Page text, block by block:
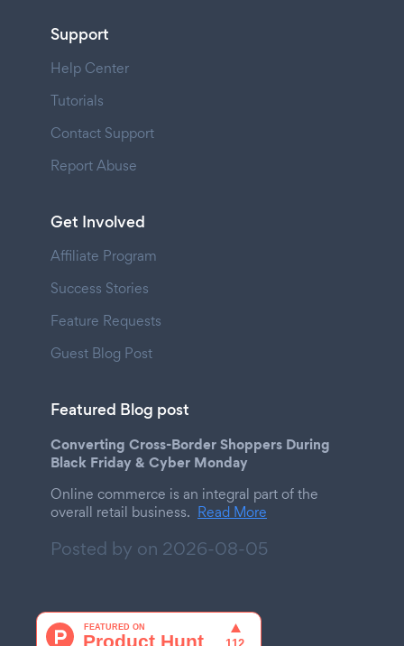
Support
Help Center
Tutorials
Contact Support
Report Abuse
Get Involved
Affiliate Program
Success Stories
Feature Requests
Guest Blog Post
Featured Blog post
Converting Cross-Border Shoppers During
Black Friday & Cyber Monday
Online commerce is an integral part of the
overall retail business. Read More
Posted by on 2026-08-05